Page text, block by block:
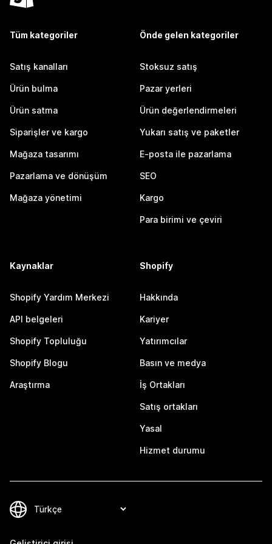
Tüm kategoriler
Satış kanalları
Ürün bulma
Ürün satma
Siparişler ve kargo
Mağaza tasarımı
Pazarlama ve dönüşüm
Mağaza yönetimi
Önde gelen kategoriler
Stoksuz satış
Pazar yerleri
Ürün değerlendirmeleri
Yukarı satış ve paketler
E-posta ile pazarlama
SEO
Kargo
Para birimi ve çeviri
Kaynaklar
Shopify Yardım Merkezi
API belgeleri
Shopify Topluluğu
Shopify Blogu
Araştırma
Shopify
Hakkında
Kariyer
Yatırımcılar
Basın ve medya
İş Ortakları
Satış ortakları
Yasal
Hizmet durumu